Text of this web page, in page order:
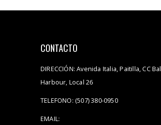
CONTACTO
DIRECCIÓN: Avenida Italia, Paitilla, CC Bal
Harbour, Local 26
TELEFONO: (507) 380-0950
EMAIL: